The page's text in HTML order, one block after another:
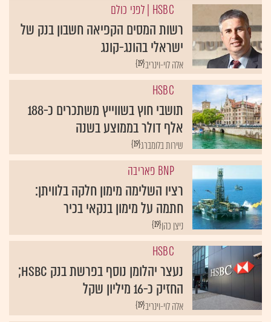
HSBC | לפני כולם
רשות המסים הקפיאה חשבון בנק של
ישראלי בהונג-קונג
{19}אלה לוי-וינריב
HSBC
תושבי חוץ בשווייץ משתכרים כ-188
אלף דולר בממוצע בשנה
{19}שירות בלומברג
BNP פאריבה
רציו השלימה מימון חלקה בלוויתן:
חתמה על מימון בנקאי בכיר
{19}ניצן כהן
HSBC
נעצר יהלומן נוסף בפרשת בנק HSBC;
החזיק כ-16 מיליון שקל
{19}אלה לוי-וינריב